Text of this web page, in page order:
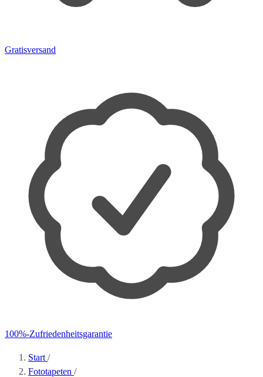
Gratisversand
100%-Zufriedenheitsgarantie
Start /
Fototapeten /